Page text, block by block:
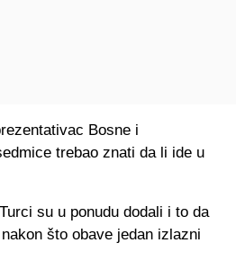
Bosne i
trebao znati da li ide u
Turci su u ponudu dodali i to da
što obave jedan izlazni